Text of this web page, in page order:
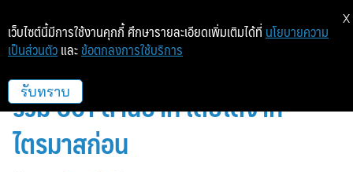
SINO ประกาศงบ Q1/69 ทำรายได้
รวม 601 ล้านบาท เติบโตจาก
ไตรมาสก่อน
เว็บไซต์นี้มีการใช้งานคุกกี้ ศึกษารายละเอียดเพิ่มเติมได้ที่ นโยบายความ
เป็นส่วนตัว และ ข้อตกลงการใช้บริการ
รับทราบ
X